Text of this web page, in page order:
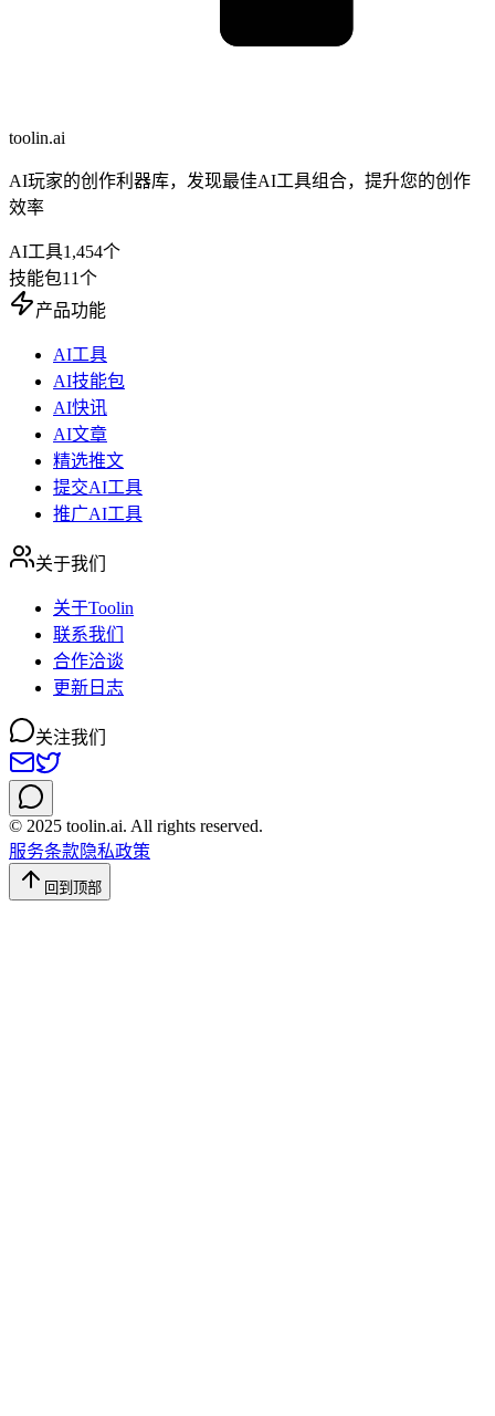
toolin.ai
AI玩家的创作利器库，发现最佳AI工具组合，提升您的创作
效率
AI工具1,454个
技能包11个
产品功能
AI工具
AI技能包
AI快讯
AI文章
精选推文
提交AI工具
推广AI工具
关于我们
关于Toolin
联系我们
合作洽谈
更新日志
关注我们
© 2025 toolin.ai. All rights reserved.
服务条款隐私政策
回到顶部